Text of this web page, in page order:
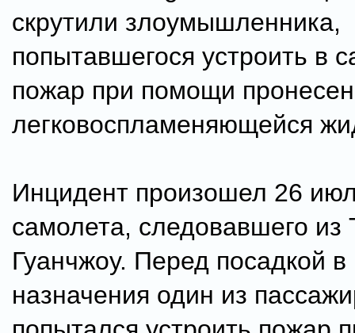
скрутили злоумышленника,
попытавшегося устроить в
пожар при помощи
легковоспламеняющейся
Инцидент произошел 26
самолета, следовавшего из
Гуанчжоу. Перед посадкой в
назначения один из